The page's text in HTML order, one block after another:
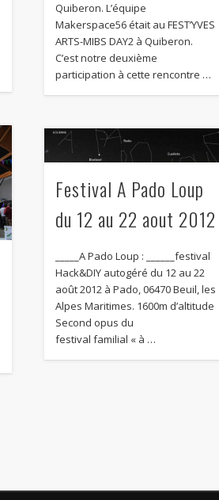
Quiberon. L’équipe
Makerspace56 était au FEST’YVES
ARTS-MIBS DAY2 à Quiberon.
C’est notre deuxième
participation à cette rencontre …
Festival A Pado Loup
du 12 au 22 aout 2012
_____A Pado Loup : ______festival
Hack&DIY autogéré du 12 au 22
août 2012 à Pado, 06470 Beuil, les
Alpes Maritimes. 1600m d’altitude
Second opus du
festival familial « à …